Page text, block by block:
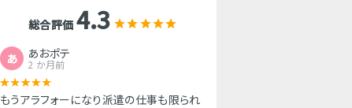
総合評価4.3
あ あおポテ
2 か月前
もうアラフォーになり派遣の仕事も限られ